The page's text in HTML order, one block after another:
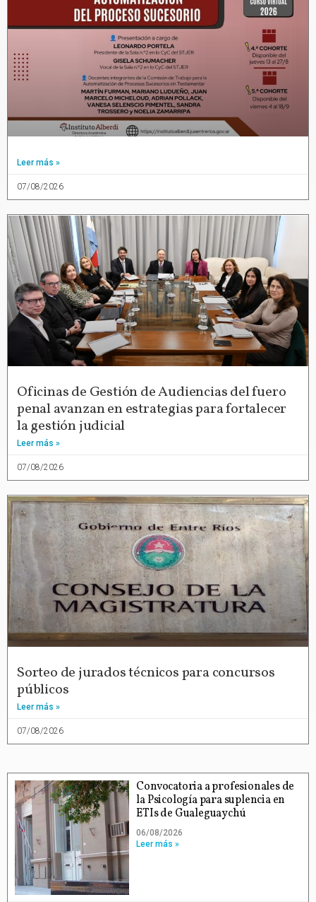
Leer más »
07/08/2026
Oficinas de Gestión de Audiencias del fuero
penal avanzan en estrategias para fortalecer
la gestión judicial
Leer más »
07/08/2026
Sorteo de jurados técnicos para concursos
públicos
Leer más »
07/08/2026
Convocatoria a profesionales de
la Psicología para suplencia en
ETIs de Gualeguaychú
06/08/2026
Leer más »